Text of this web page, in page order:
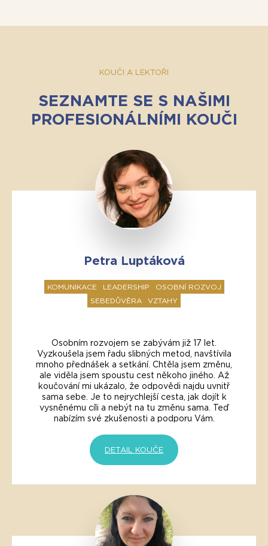
KOUČI A LEKTOŘI
SEZNAMTE SE S NAŠIMI
PROFESIONÁLNÍMI KOUČI
Petra Luptáková
KOMUNIKACE LEADERSHIP
OSOBNÍ ROZVOJ
SEBEDŮVĚRA
VZTAHY
Osobním rozvojem se zabývám již 17 let.
Vyzkoušela jsem řadu slibných metod, navštívila
mnoho přednášek a setkání. Chtěla jsem změnu,
ale viděla jsem spoustu cest někoho jiného. Až
koučování mi ukázalo, že odpovědi najdu uvnitř
sama sebe. Je to nejrychlejší cesta, jak dojít k
vysněnému cíli a nebýt na tu změnu sama. Teď
nabízím své zkušenosti a podporu Vám.
DETAIL KOUČE